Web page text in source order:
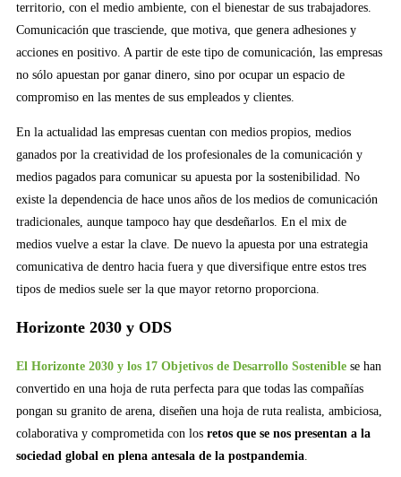
territorio, con el medio ambiente, con el bienestar de sus trabajadores.
Comunicación que trasciende, que motiva, que genera adhesiones y
acciones en positivo. A partir de este tipo de comunicación, las empresas
no sólo apuestan por ganar dinero, sino por ocupar un espacio de
compromiso en las mentes de sus empleados y clientes.
En la actualidad las empresas cuentan con medios propios, medios
ganados por la creatividad de los profesionales de la comunicación y
medios pagados para comunicar su apuesta por la sostenibilidad. No
existe la dependencia de hace unos años de los medios de comunicación
tradicionales, aunque tampoco hay que desdeñarlos. En el mix de
medios vuelve a estar la clave. De nuevo la apuesta por una estrategia
comunicativa de dentro hacia fuera y que diversifique entre estos tres
tipos de medios suele ser la que mayor retorno proporciona.
Horizonte 2030 y ODS
El Horizonte 2030 y los 17 Objetivos de Desarrollo Sostenible se han
convertido en una hoja de ruta perfecta para que todas las compañías
pongan su granito de arena, diseñen una hoja de ruta realista, ambiciosa,
colaborativa y comprometida con los retos que se nos presentan a la
sociedad global en plena antesala de la postpandemia.